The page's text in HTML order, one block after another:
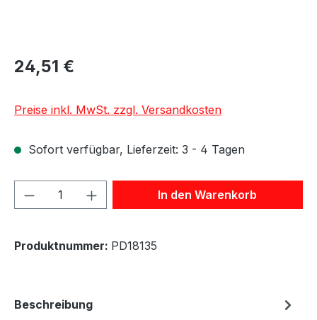
24,51 €
Preise inkl. MwSt. zzgl. Versandkosten
Sofort verfügbar, Lieferzeit: 3 - 4 Tagen
Produkt Anzahl: Gib denIn den Warenkorb
Produktnummer: PD18135
Beschreibung